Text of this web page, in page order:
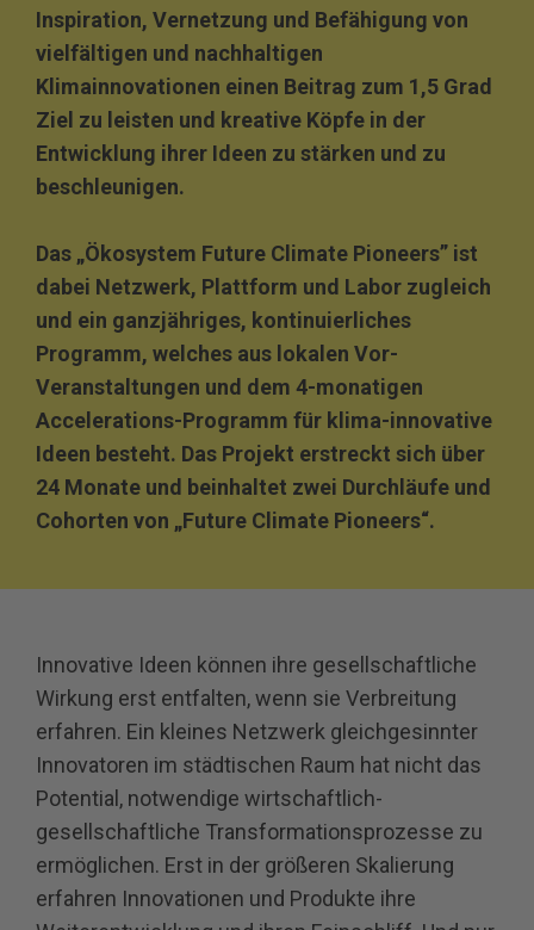
Inspiration, Vernetzung und Befähigung von
vielfältigen und nachhaltigen
Klimainnovationen einen Beitrag zum 1,5 Grad
Ziel zu leisten und kreative Köpfe in der
Entwicklung ihrer Ideen zu stärken und zu
beschleunigen.
Das „Ökosystem Future Climate Pioneers” ist
dabei Netzwerk, Plattform und Labor zugleich
und ein ganzjähriges, kontinuierliches
Programm, welches aus lokalen Vor-
Veranstaltungen und dem 4-monatigen
Accelerations-Programm für klima-innovative
Ideen besteht. Das Projekt erstreckt sich über
24 Monate und beinhaltet zwei Durchläufe und
Cohorten von „Future Climate Pioneers“.
Innovative Ideen können ihre gesellschaftliche
Wirkung erst entfalten, wenn sie Verbreitung
erfahren. Ein kleines Netzwerk gleichgesinnter
Innovatoren im städtischen Raum hat nicht das
Potential, notwendige wirtschaftlich-
gesellschaftliche Transformationsprozesse zu
ermöglichen. Erst in der größeren Skalierung
erfahren Innovationen und Produkte ihre